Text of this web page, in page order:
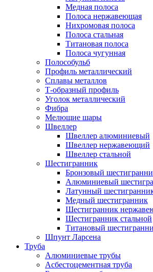
Медная полоса
Полоса нержавеющая
Нихромовая полоса
Полоса стальная
Титановая полоса
Полоса чугунная
Полособульб
Профиль металлический
Сплавы металлов
Т-образный профиль
Уголок металлический
Фибра
Мелющие шары
Швеллер
Швеллер алюминиевый
Швеллер нержавеющий
Швеллер стальной
Шестигранник
Бронзовый
Алюминиевый
Латунный
Медный шестигранник
Шестигранник
Шестигранник стальной
Титановый
Шпунт Ларсена
Труба
Алюминиевые трубы
Асбестоцементная труба